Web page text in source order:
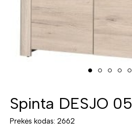
Spinta DESJO 05
Prekės kodas: 2662